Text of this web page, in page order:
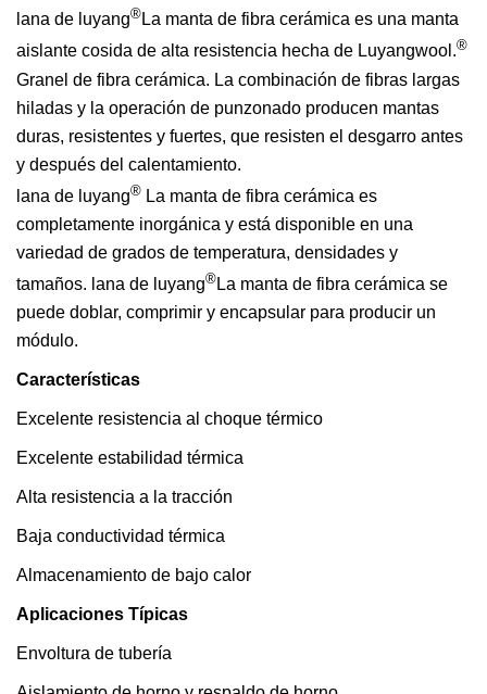
lana de luyang®La manta de fibra cerámica es una manta
aislante cosida de alta resistencia hecha de Luyangwool.®
Granel de fibra cerámica. La combinación de fibras largas
hiladas y la operación de punzonado producen mantas
duras, resistentes y fuertes, que resisten el desgarro antes
y después del calentamiento.
lana de luyang® La manta de fibra cerámica es
completamente inorgánica y está disponible en una
variedad de grados de temperatura, densidades y
tamaños. lana de luyang®La manta de fibra cerámica se
puede doblar, comprimir y encapsular para producir un
módulo.
Características
Excelente resistencia al choque térmico
Excelente estabilidad térmica
Alta resistencia a la tracción
Baja conductividad térmica
Almacenamiento de bajo calor
Aplicaciones Típicas
Envoltura de tubería